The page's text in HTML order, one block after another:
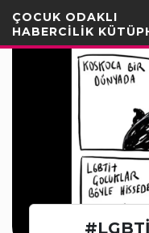
Geç
ÇOCUK ODAKLI
HABERCİLİK